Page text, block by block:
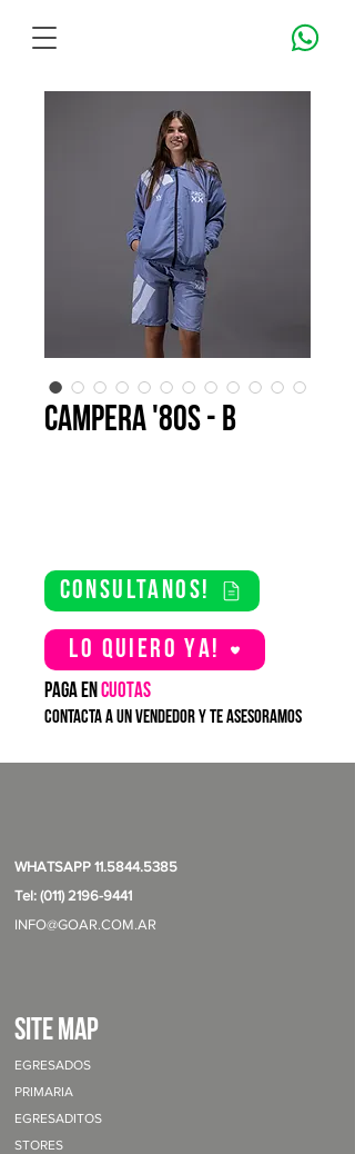
Campera '80s - B
consultanos!
PAGA ENCUOTAS
Lo quiero YA!
contacta a un vendedor y te asesoramos
WHATSAPP 11.5844.5385
Tel: (011) 2196-9441
INFO@GOAR.COM.AR
site map
EGRESADOS
PRIMARIA
EGRESADITOS
STORES